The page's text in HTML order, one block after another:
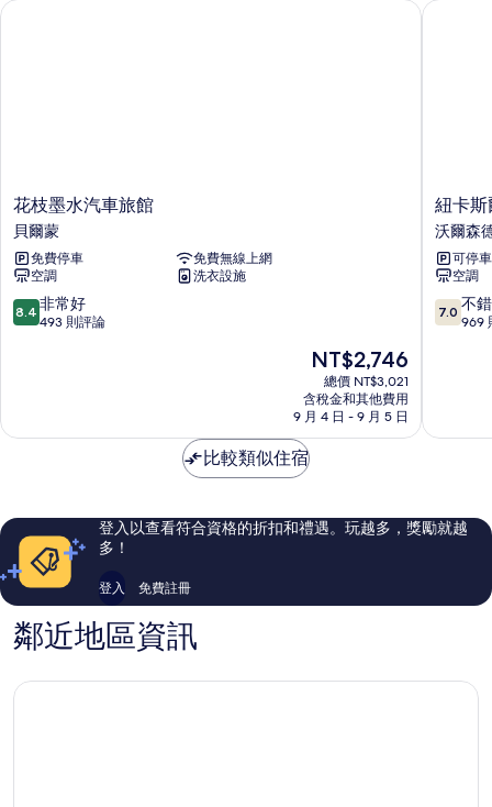
所
詳
雙
片
特
花
枝
墨
水
汽
車
旅
花枝墨水汽車旅館
貝爾蒙
免費停車
免費無線上網
空調
洗衣設施
8.4
分，
常
評
論
8.4 非常好
493 則評論
現
在
價
格
為
NT$2,746
總價 NT$3,021
含稅金和其他費用
9 月 4 日 - 9 月 5 日
花枝墨水汽車旅館
紐
卡
斯
爾
宜
必
思
爾
紐卡斯
沃爾森
可停車
空調
7.0
分，
錯
評
論
7.0 不
969
紐卡斯
比較類似住宿
登入以查看符合資格的折扣和禮遇。玩越多，獎勵就越
多！
登入 免費註冊
鄰近地區資訊